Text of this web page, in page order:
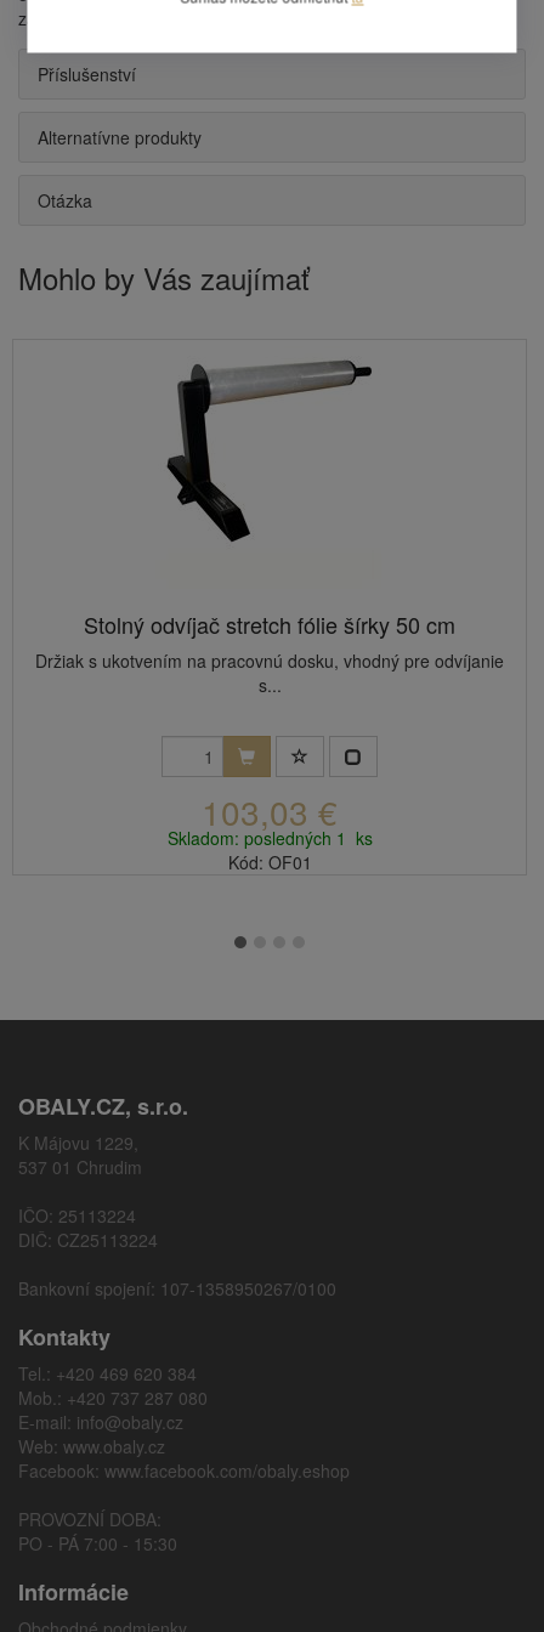
zabránite tým ich poškodeniu
Příslušenství
Alternatívne produkty
Otázka
Mohlo by Vás zaujímať
Stolný odvíjač stretch fólie šírky 50 cm
Držiak s ukotvením na pracovnú dosku, vhodný pre odvíjanie
s...
103,03 €
Skladom: posledných 1 ks
Kód: OF01
OBALY.CZ, s.r.o.
K Májovu 1229,
537 01 Chrudim
IČO: 25113224
DIČ: CZ25113224
Bankovní spojení: 107-1358950267/0100
Kontakty
Tel.: +420 469 620 384
Mob.: +420 737 287 080
E-mail: info@obaly.cz
Web: www.obaly.cz
Facebook: www.facebook.com/obaly.eshop
PROVOZNÍ DOBA:
PO - PÁ 7:00 - 15:30
Informácie